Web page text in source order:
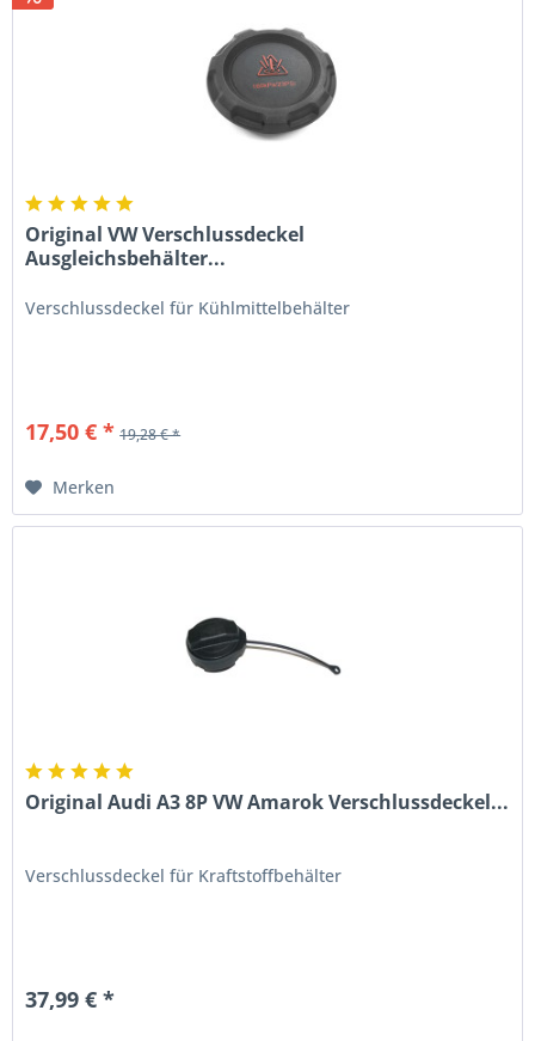
Original VW Verschlussdeckel
Ausgleichsbehälter...
Verschlussdeckel für Kühlmittelbehälter
17,50 € * 19,28 € *
Merken
Original Audi A3 8P VW Amarok Verschlussdeckel...
Verschlussdeckel für Kraftstoffbehälter
37,99 € *